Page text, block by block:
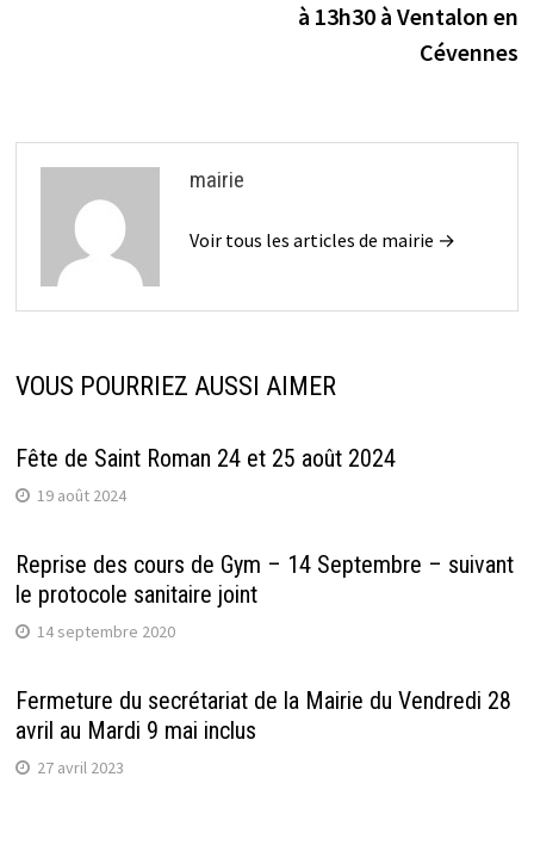
à 13h30 à Ventalon en
Cévennes
mairie
Voir tous les articles de mairie →
VOUS POURRIEZ AUSSI AIMER
Fête de Saint Roman 24 et 25 août 2024
19 août 2024
Reprise des cours de Gym – 14 Septembre – suivant
le protocole sanitaire joint
14 septembre 2020
Fermeture du secrétariat de la Mairie du Vendredi 28
avril au Mardi 9 mai inclus
27 avril 2023